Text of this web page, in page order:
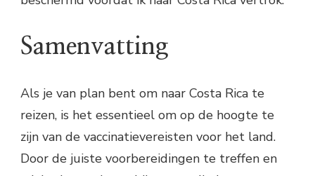
Samenvatting
Als je van plan bent om naar Costa Rica te
reizen, is het essentieel om op de hoogte te
zijn van de vaccinatievereisten voor het land.
Door de juiste voorbereidingen te treffen en